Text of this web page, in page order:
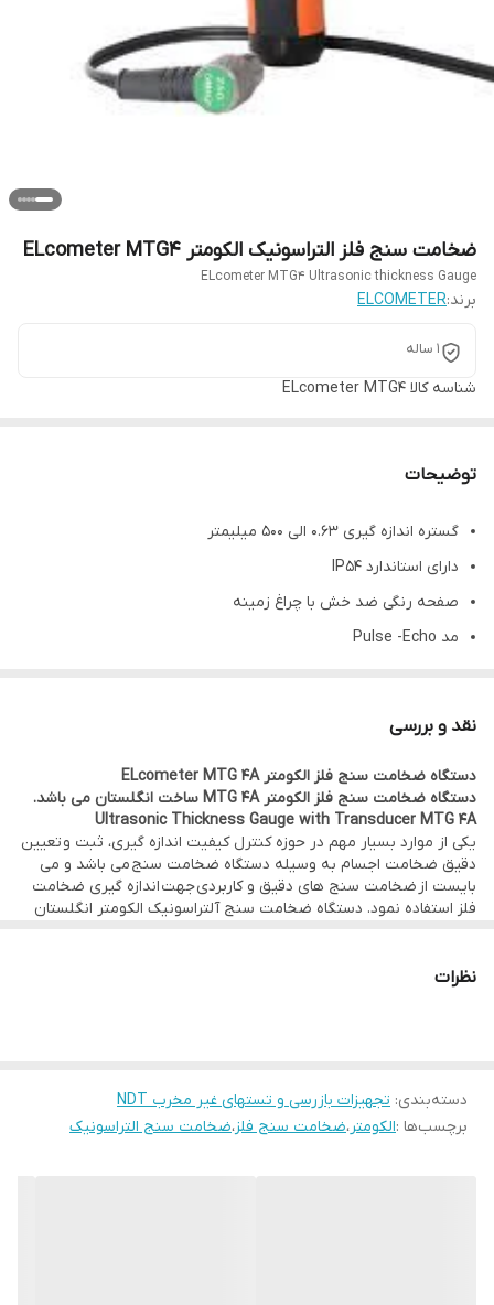
ضخامت سنج فلز التراسونیک الکومتر ELcometer MTG4
ELcometer MTG4 Ultrasonic thickness Gauge
برند:ELCOMETER
1 ساله
شناسه کالا ELcometer MTG4
توضیحات
گستره اندازه گیری 0.63 الی 500 میلیمتر
دارای استاندارد IP54
صفحه رنگی ضد خش با چراغ زمینه
مد Pulse -Echo
صحیح کالیبراسیون
مد اسکن
حافظه ذخیره اطلاعات
خروجی Bluetooth و USB به همراه نرم افزار انتقال اطلاعات و
مدیریت فایل
داراي قابليت انتقال داده ها با بلوتوث
نقد و بررسی
دستگاه ضخامت سنج فلز الکومتر ELcometer MTG 4A
دستگاه ضخامت سنج فلز الکومتر MTG 4A ساخت انگلستان می باشد.
Ultrasonic Thickness Gauge with Transducer MTG 4A
یکی از موارد بسیار مهم در حوزه کنترل کیفیت اندازه گیری، ثبت و تعیین
دقیق ضخامت اجسام به وسیله دستگاه ضخامت سنج می باشد و می
بایست از ضخامت سنج های دقیق و کاربردی جهت اندازه گیری ضخامت
فلز استفاده نمود. دستگاه ضخامت سنج آلتراسونیک الکومتر انگلستان
مهندسین بازرسی فنی و کنترل کیفی از محبوبیت بالایی برخوردار است.
نظرات
دسته‌بندی: تجهیزات بازرسی و تستهای غیر مخرب NDT
برچسب‌ها :الکومتر،ضخامت سنج فلز،ضخامت سنج التراسونیک